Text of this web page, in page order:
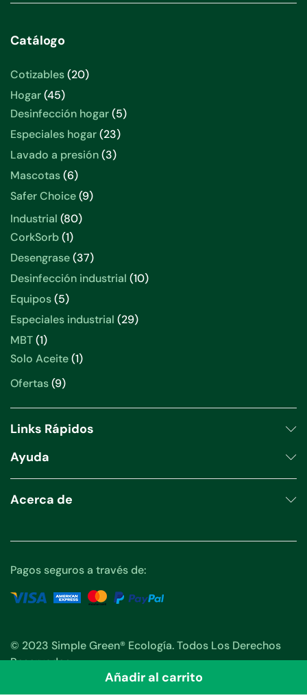
Añadir al carrito
Catálogo
Cotizables 2020
Hogar 4545
productos
Desinfección hogar 55
Especiales hogar 2323
productos
Lavado a presión 33
Mascotas 66
productos
Safer Choice 99
Industrial 8080
CorkSorb 11
producto
Desengrase 3737
productos
Desinfección industrial 1010
Equipos 55
productos
Especiales industrial 2929
MBT 11
producto
Solo Aceite 11
Ofertas 99
Links Rápidos
Ayuda
Acerca de
© 2023 Simple Green® Ecología. Todos Los Derechos
Reservados.
Pagos seguros a través de: